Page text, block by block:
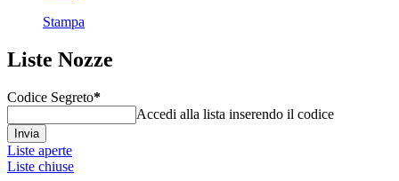
Stampa
Liste Nozze
Codice Segreto*
Accedi alla lista inserendo il codice
Invia
Liste aperte
Liste chiuse